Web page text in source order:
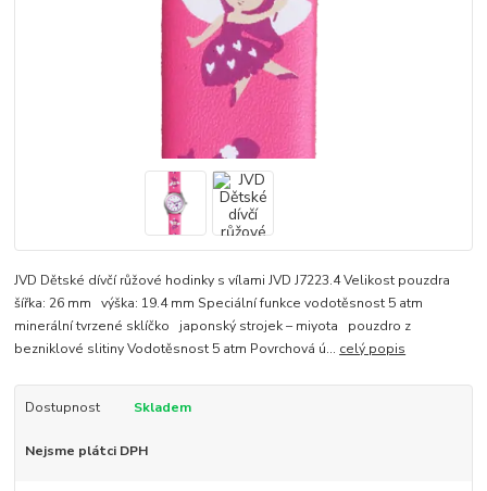
JVD Dětské dívčí růžové hodinky s vílami JVD J7223.4 Velikost pouzdra
šířka: 26 mm výška: 19.4 mm Speciální funkce vodotěsnost 5 atm
minerální tvrzené sklíčko japonský strojek – miyota pouzdro z
bezniklové slitiny Vodotěsnost 5 atm Povrchová ú... celý popis
Dostupnost Skladem
Nejsme plátci DPH